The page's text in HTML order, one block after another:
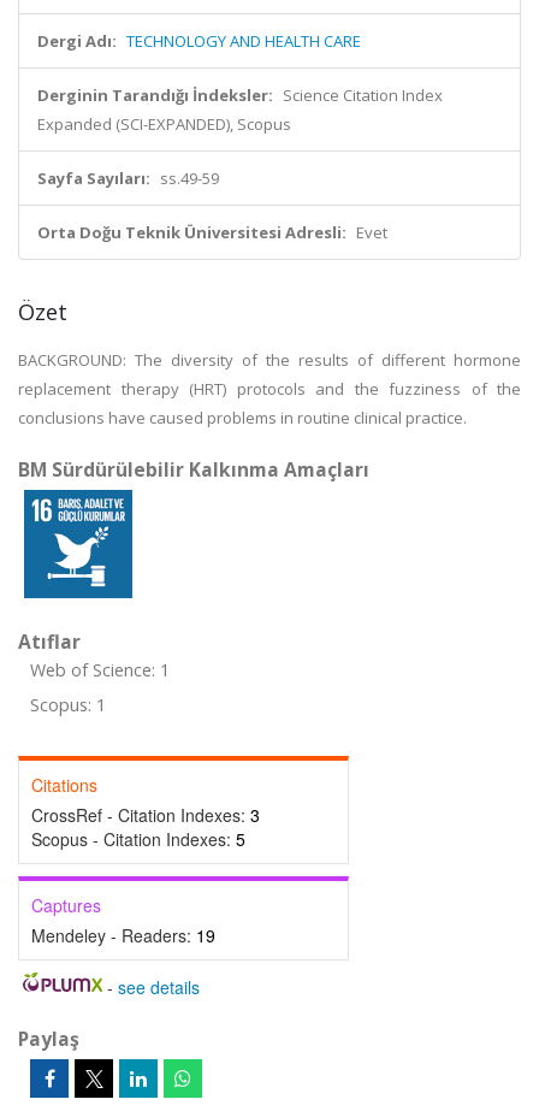
Dergi Adı: TECHNOLOGY AND HEALTH CARE
Derginin Tarandığı İndeksler: Science Citation Index
Expanded (SCI-EXPANDED), Scopus
Sayfa Sayıları: ss.49-59
Orta Doğu Teknik Üniversitesi Adresli: Evet
Özet
BACKGROUND: The diversity of the results of different hormone
replacement therapy (HRT) protocols and the fuzziness of the
conclusions have caused problems in routine clinical practice.
BM Sürdürülebilir Kalkınma Amaçları
Atıflar
Web of Science: 1
Scopus: 1
Citations
CrossRef - Citation Indexes: 3
Scopus - Citation Indexes: 5
Captures
Mendeley - Readers: 19
- see details
Paylaş